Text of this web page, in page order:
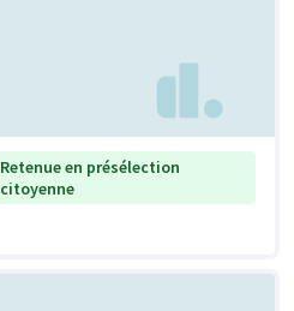
Retenue en présélection
citoyenne